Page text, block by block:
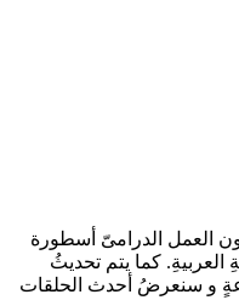
العمل الدرامىّ أسطورة
المُترجمِ للغةِ العربيةِ. كما يتم تحديثُ
و سنعرضُ أحدث الحلقات